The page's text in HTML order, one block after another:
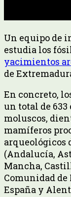
Un equipo de
estudia los
yacimientos
de
En concreto,
un total de 633
moluscos,
mamíferos
arqueológicos
(Andalucía,
Mancha,
Comunidad
España y